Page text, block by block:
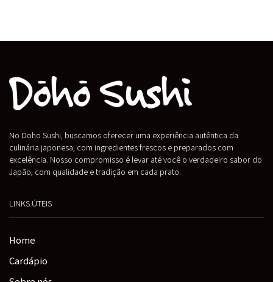
No Doho Sushi, buscamos oferecer uma experiência autêntica da
culinária japonesa, com ingredientes frescos e preparados com
excelência. Nosso compromisso é levar até você o verdadeiro sabor do
Japão, com qualidade e tradição em cada prato.
LINKS ÚTEIS
Home
Cardápio